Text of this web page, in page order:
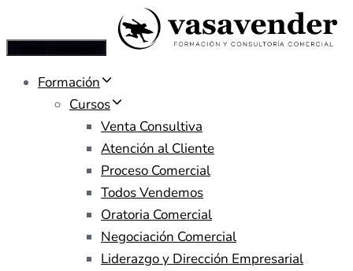
Formación
Cursos
Venta Consultiva
Atención al Cliente
Proceso Comercial
Todos Vendemos
Oratoria Comercial
Negociación Comercial
Liderazgo y Dirección Empresarial